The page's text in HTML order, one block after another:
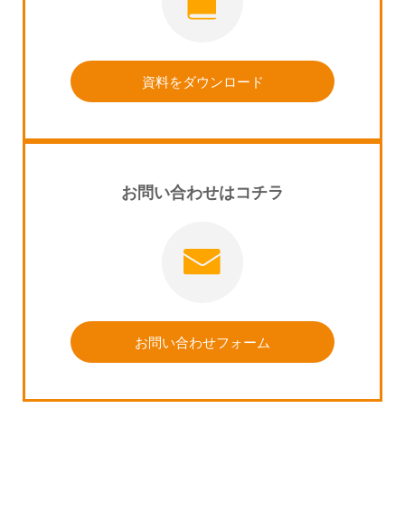
資料をダウンロード
お問い合わせはコチラ
お問い合わせフォーム